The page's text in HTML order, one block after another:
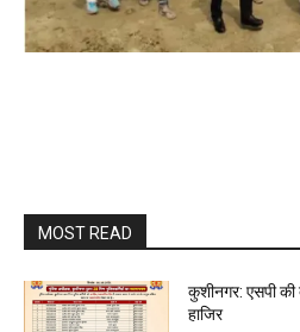
MOST READ
कुशीनगर: एसपी की
हाजिर